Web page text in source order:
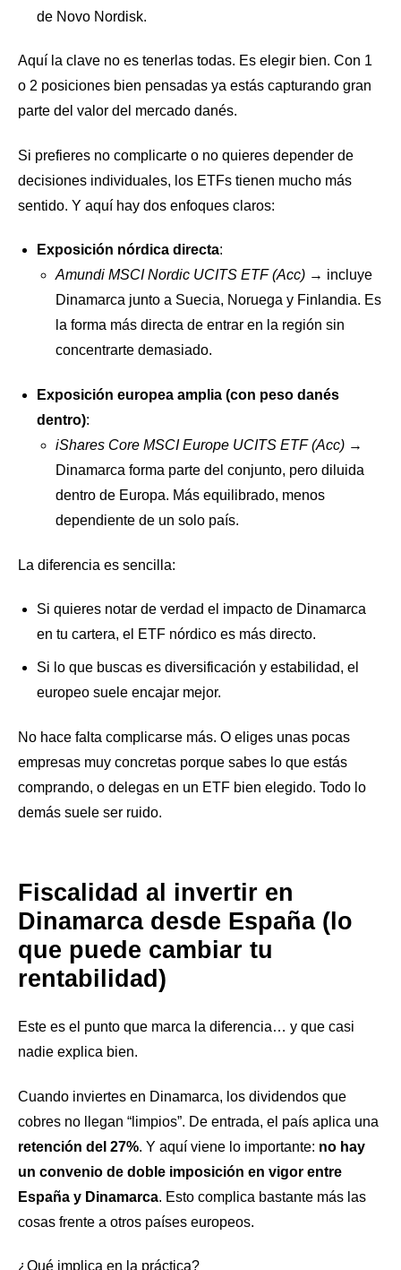
de Novo Nordisk.
Aquí la clave no es tenerlas todas. Es elegir bien. Con 1
o 2 posiciones bien pensadas ya estás capturando gran
parte del valor del mercado danés.
Si prefieres no complicarte o no quieres depender de
decisiones individuales, los ETFs tienen mucho más
sentido. Y aquí hay dos enfoques claros:
Exposición nórdica directa:
Amundi MSCI Nordic UCITS ETF (Acc)→ incluye
Dinamarca junto a Suecia, Noruega y Finlandia. Es
la forma más directa de entrar en la región sin
concentrarte demasiado.
Exposición europea amplia (con peso danés
dentro):
iShares Core MSCI Europe UCITS ETF (Acc)→
Dinamarca forma parte del conjunto, pero diluida
dentro de Europa. Más equilibrado, menos
dependiente de un solo país.
La diferencia es sencilla:
Si quieres notar de verdad el impacto de Dinamarca
en tu cartera, el ETF nórdico es más directo.
Si lo que buscas es diversificación y estabilidad, el
europeo suele encajar mejor.
No hace falta complicarse más. O eliges unas pocas
empresas muy concretas porque sabes lo que estás
comprando, o delegas en un ETF bien elegido. Todo lo
demás suele ser ruido.
Fiscalidad al invertir en
Dinamarca desde España (lo
que puede cambiar tu
rentabilidad)
Este es el punto que marca la diferencia… y que casi
nadie explica bien.
Cuando inviertes en Dinamarca, los dividendos que
cobres no llegan “limpios”. De entrada, el país aplica una
retención del 27%. Y aquí viene lo importante: no hay
un convenio de doble imposición en vigor entre
España y Dinamarca. Esto complica bastante más las
cosas frente a otros países europeos.
¿Qué implica en la práctica?